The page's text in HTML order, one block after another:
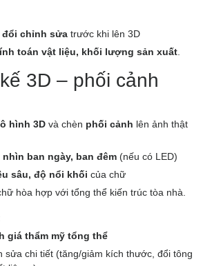
đổi chỉnh sửa trước khi lên 3D
toán vật liệu, khối lượng sản xuất
3D – phối cảnh
hình 3D và chèn phối cảnh lên ảnh thật
nhìn ban ngày, ban đêm (nếu có LED)
sâu, độ nổi khối của chữ
hòa hợp với tổng thể kiến trúc tòa nhà.
giá thẩm mỹ tổng thể
sửa chi tiết (tăng/giảm kích thước, đổi tông